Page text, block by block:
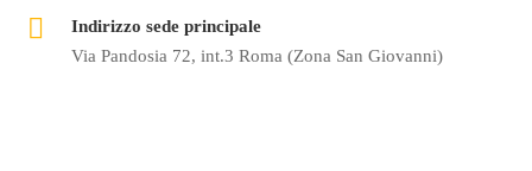
Indirizzo sede principale
Via Pandosia 72, int.3 Roma (Zona San Giovanni)